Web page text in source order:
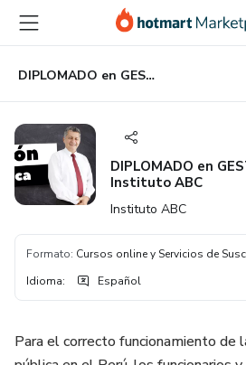
principal
página
de
página
DIPLOMADO en GESTIÓN PÚBLICA - Instituto ABC
DIPLOMADO en
Instituto ABC
Instituto ABC
Formato: Cursos online y Servicios de
Idioma: Español
Para el correcto funcionamiento de